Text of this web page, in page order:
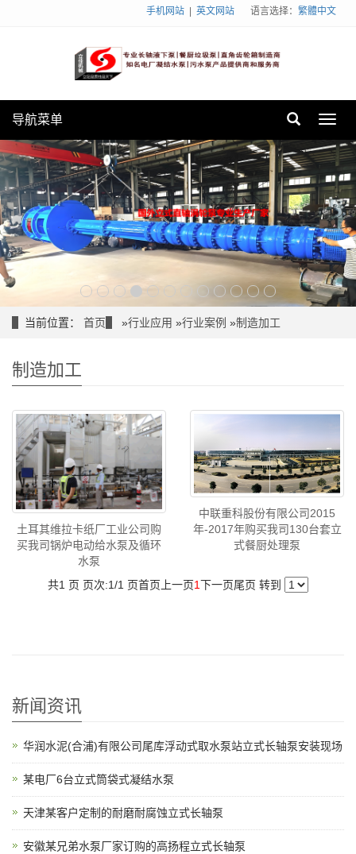
语言选择： 繁體中文
手机网站 英文网站
导航菜单
当前位置： 首页 »行业应用 »行业案例 »制造加工
制造加工
土耳其维拉卡纸厂工业公司购
买我司锅炉电动给水泵及循环
水泵
中联重科股份有限公司2015
年-2017年购买我司130台套立
式餐厨处理泵
共1 页 页次:1/1 页首页 上一页1下一页尾页 转到
新闻资讯
华润水泥(合浦)有限公司尾库浮动式取水泵站立式长轴泵安装现场
某电厂6台立式筒袋式凝结水泵
天津某客户定制的耐磨耐腐蚀立式长轴泵
安徽某兄弟水泵厂家订购的高扬程立式长轴泵